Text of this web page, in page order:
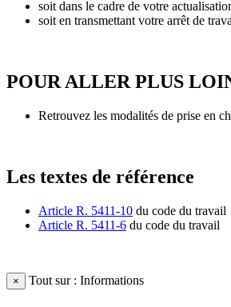
soit dans le cadre de votre
soit en transmettant votre arrêt de
POUR ALLER PLUS
Retrouvez les modalités de prise en
Les textes de référence
Article R. 5411-10 du code du travail
Article R. 5411-6 du code du travail
× Tout sur : Informations